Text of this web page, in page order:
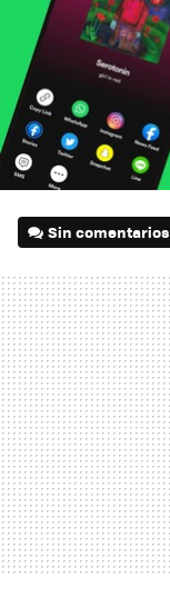
Sin comentarios